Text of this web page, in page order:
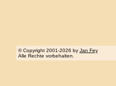
© Copyright 2001-2026 by Jan Fey
Alle Rechte vorbehalten.